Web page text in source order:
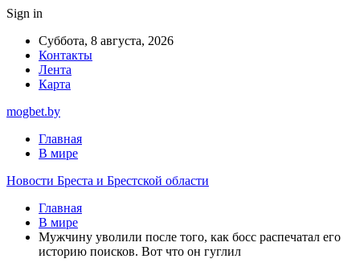
Sign in
Суббота, 8 августа, 2026
Контакты
Лента
Карта
mogbet.by
Главная
В мире
Новости Бреста и Брестской области
Главная
В мире
Мужчину уволили после того, как босс распечатал его
историю поисков. Вот что он гуглил